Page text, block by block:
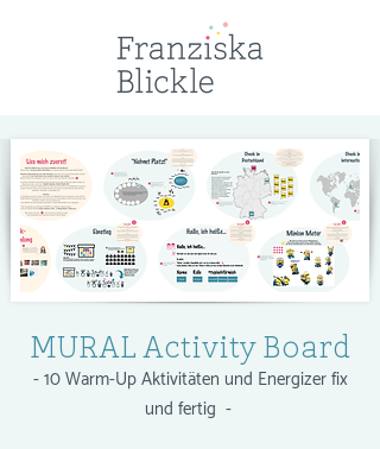
MURAL Activity Board
- 10 Warm-Up Aktivitäten und Energizer fix
und fertig -